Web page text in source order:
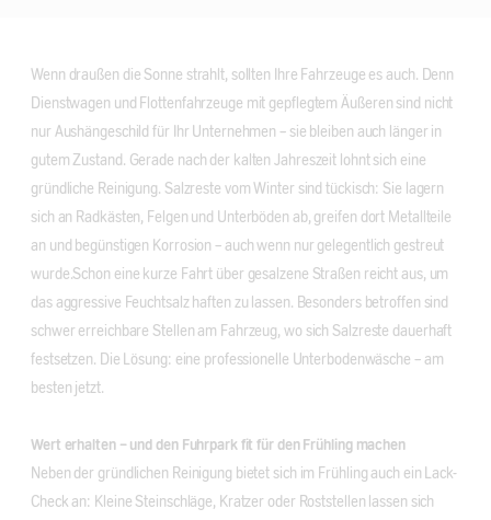
Wenn draußen die Sonne strahlt, sollten Ihre Fahrzeuge es auch. Denn
Dienstwagen und Flottenfahrzeuge mit gepflegtem Äußeren sind nicht
nur Aushängeschild für Ihr Unternehmen – sie bleiben auch länger in
gutem Zustand. Gerade nach der kalten Jahreszeit lohnt sich eine
gründliche Reinigung. Salzreste vom Winter sind tückisch: Sie lagern
sich an Radkästen, Felgen und Unterböden ab, greifen dort Metallteile
an und begünstigen Korrosion – auch wenn nur gelegentlich gestreut
wurde.Schon eine kurze Fahrt über gesalzene Straßen reicht aus, um
das aggressive Feuchtsalz haften zu lassen. Besonders betroffen sind
schwer erreichbare Stellen am Fahrzeug, wo sich Salzreste dauerhaft
festsetzen. Die Lösung: eine professionelle Unterbodenwäsche – am
besten jetzt.
Wert erhalten – und den Fuhrpark fit für den Frühling machen
Neben der gründlichen Reinigung bietet sich im Frühling auch ein Lack-
Check an: Kleine Steinschläge, Kratzer oder Roststellen lassen sich